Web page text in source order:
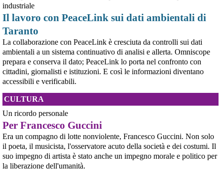
Víctor Jara, il cantautore dei poveri che sfidò la dittatura cilena con la sua
chitarra A cinquant'anni dal golpe che insanguinò il Cile, la storia di Víctor
Jara continua a risuonare come un inno alla dignità e alla resistenza. La
sua voce, spezzata dalle mani dei carn
[news] La "Breve storia del pacifismo italiano" è stata arricchita con undici
schede introduttive storico-culturali dei vari periodi, dal primo Novecento a
Siamo felici di annunciarvi un aggiornamento per la nostra "Breve storia del
pacifismo italiano". Il percorso di ricerca e divulgazione si arricchisce oggi
di un nuovo strumento: abbiamo integrato nel testo undici schede
[news] Ucraina, minacce alla redazione di Babel che ha indagato sulle torture
nel Reggimento Skelya
La giornalista Kateryna Lykhohliad, la direttrice Kateryna Kobernyk e l'intera
redazione di Babel hanno ricevuto gravi minacce dirette a seguito della
pubblicazione dell'inchiesta shock sul 425º Reggimento d'Assalto "Skelya".
https://babel.ua/en/texts/127938-the-skelya-assault-re
[News] Violenza sessuale in Sudan per traumatizzare la popolazione civile: il
rapporto pubblicato oggi dall'ONU
Rapporto ONU documenta l'uso diffuso e brutale della violenza sessuale in
industriale
Il lavoro con PeaceLink sui dati ambientali di
Taranto
La collaborazione con PeaceLink è cresciuta da controlli sui dati
ambientali a un sistema continuativo di analisi e allerta. Omniscope
prepara e conserva il dato; PeaceLink lo porta nel confronto con
cittadini, giornalisti e istituzioni. E così le informazioni diventano
accessibili e verificabili.
CULTURA
Un ricordo personale
Per Francesco Guccini
Era un compagno di lotte nonviolente, Francesco Guccini. Non solo
il poeta, il musicista, l'osservatore acuto della società e dei costumi. Il
suo impegno di artista è stato anche un impegno morale e politico per
la liberazione dell'umanità.